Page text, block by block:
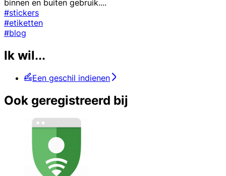
binnen en buiten gebruik....
#stickers
#etiketten
#blog
Ik wil...
Een geschil indienen
Ook geregistreerd bij